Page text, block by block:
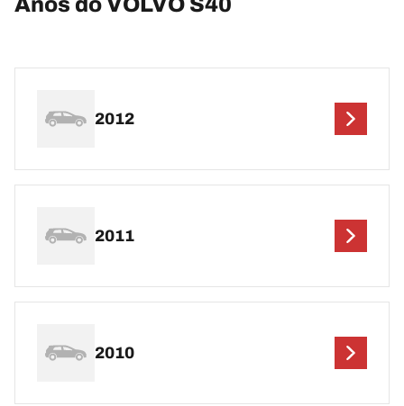
Anos do VOLVO S40
2012
2011
2010